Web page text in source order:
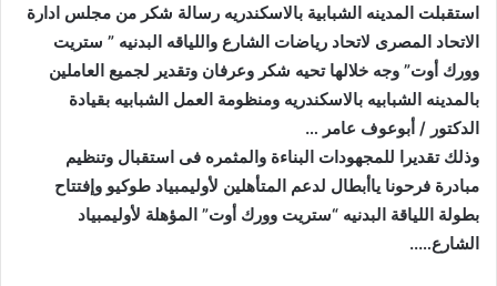
استقبلت المدينه الشبابية بالاسكندريه رسالة شكر من مجلس ادارة
الاتحاد المصرى لاتحاد رياضات الشارع واللياقه البدنيه ” ستريت
وورك أوت” وجه خلالها تحيه شكر وعرفان وتقدير لجميع العاملين
بالمدينه الشبابيه بالاسكندريه ومنظومة العمل الشبابيه بقيادة
الدكتور / أبوعوف عامر …
وذلك تقديرا للمجهودات البناءة والمثمره فى استقبال وتنظيم
مبادرة فرحونا ياأبطال لدعم المتأهلين لأوليمبياد طوكيو وإفتتاح
بطولة اللياقة البدنيه “ستريت وورك أوت” المؤهلة لأوليمبياد
الشارع…..